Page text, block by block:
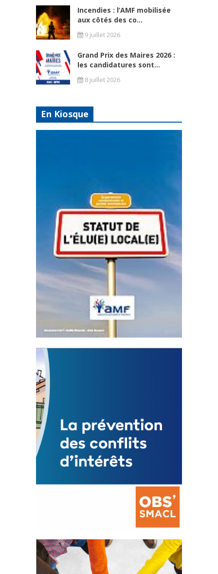
Incendies : l’AMF mobilisée
aux côtés des co...
9 juillet 2026
Grand Prix des Maires 2026 :
les candidatures sont...
8 juillet 2026
En Kiosque
Statut de l’élu local
3 avril 2024
Mise à jour avril 2024
FEUILLETER
La prévention des conflits
d’intérêts
18 septembre 2023